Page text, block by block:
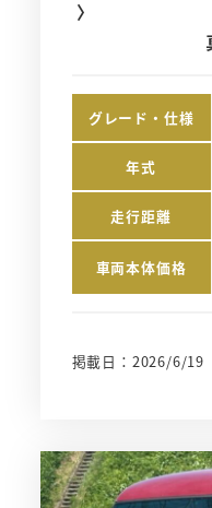
〉 【 車
グレード・仕様
年式
走行距離
車両本体価格
掲載日：2026/6/19